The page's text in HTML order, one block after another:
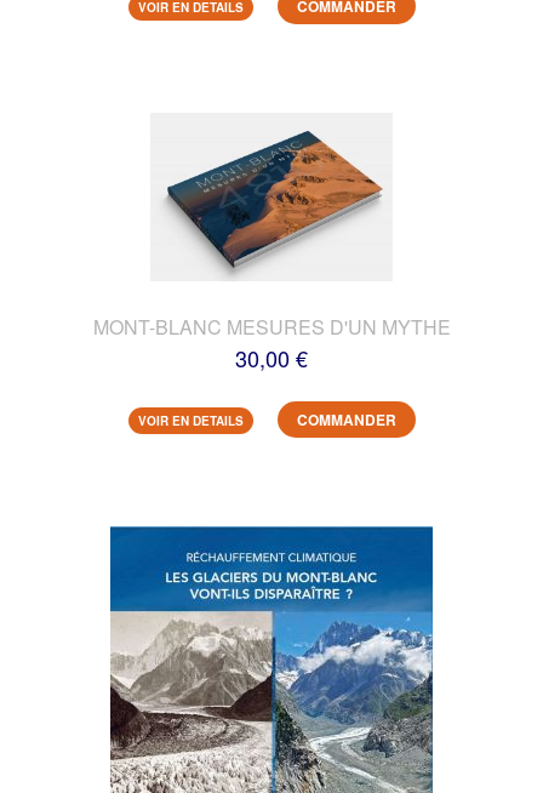
VOIR EN DETAILS COMMANDER
MONT-BLANC MESURES D'UN MYTHE
30,00 €
VOIR EN DETAILS COMMANDER